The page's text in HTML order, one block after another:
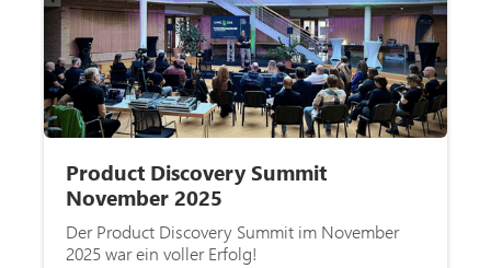
Product Discovery Summit
November 2025
Der Product Discovery Summit im November
2025 war ein voller Erfolg!